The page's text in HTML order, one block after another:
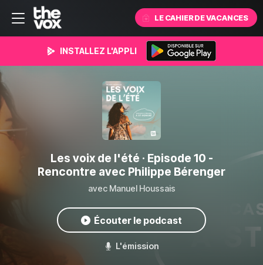
LE CAHIER DE VACANCES
INSTALLEZ L'APPLI
Les voix de l'été · Episode 10 -
Rencontre avec Philippe Bérenger
avec Manuel Houssais
Écouter le podcast
L'émission